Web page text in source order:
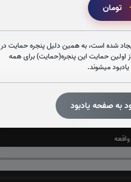
تومان
شده است، به همین دلیل پنجره حمایت در
اولین حمایت این پنجره(حمایت) برای همه
میشوند.
به صفحه یادبود